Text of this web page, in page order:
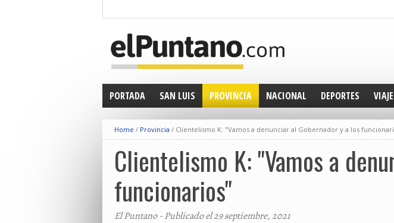
PORTADA SAN LUIS PROVINCIA NACIONAL DEPORTES
Home / Provincia / Clientelismo K: "Vamos a denunciar al Gobernador y a los
Clientelismo K: "Vamos a
funcionarios"
El Puntano - Publicado el 29 septiembre, 2021